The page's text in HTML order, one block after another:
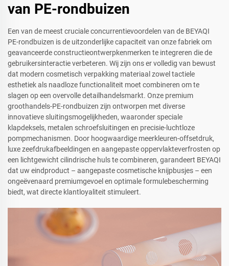
van PE-rondbuizen
Een van de meest cruciale concurrentievoordelen van de BEYAQI
PE-rondbuizen is de uitzonderlijke capaciteit van onze fabriek om
geavanceerde constructieontwerpkenmerken te integreren die de
gebruikersinteractie verbeteren. Wij zijn ons er volledig van bewust
dat modern cosmetisch verpakking materiaal zowel tactiele
esthetiek als naadloze functionaliteit moet combineren om te
slagen op een overvolle detailhandelsmarkt. Onze premium
groothandels-PE-rondbuizen zijn ontworpen met diverse
innovatieve sluitingsmogelijkheden, waaronder speciale
klapdeksels, metalen schroefsluitingen en precisie-luchtloze
pompmechanismen. Door hoogwaardige meerkleuren-offsetdruk,
luxe zeefdrukafbeeldingen en aangepaste oppervlakteverfrosten op
een lichtgewicht cilindrische huls te combineren, garandeert BEYAQI
dat uw eindproduct – aangepaste cosmetische knijpbusjes – een
ongeëvenaard premiumgevoel en optimale formulebescherming
biedt, wat directe klantloyaliteit stimuleert.